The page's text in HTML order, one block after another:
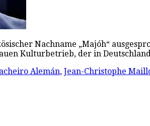
Nachname „Majóh“
Kulturbetrieb, der in
Alemán, Jean-Christophe